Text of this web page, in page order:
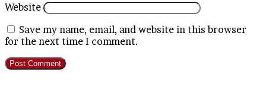
Website
Save my name, email, and website in this browser
for the next time I comment.